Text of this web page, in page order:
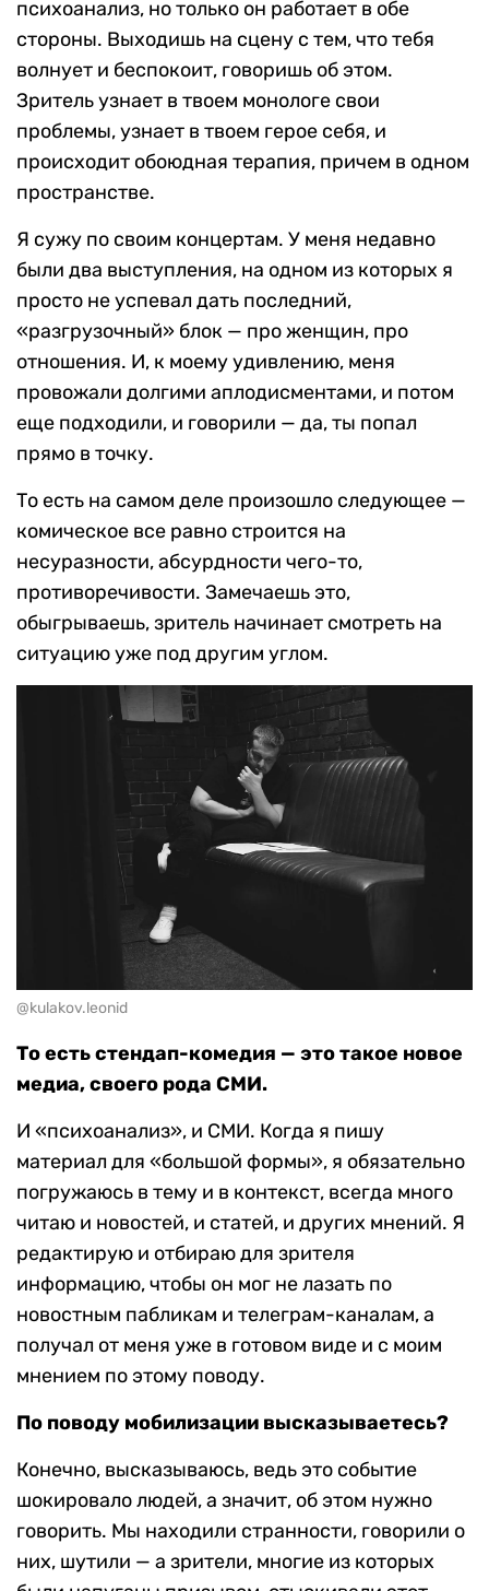
психоанализ, но только он работает в обе
стороны. Выходишь на сцену с тем, что тебя
волнует и беспокоит, говоришь об этом.
Зритель узнает в твоем монологе свои
проблемы, узнает в твоем герое себя, и
происходит обоюдная терапия, причем в одном
пространстве.
Я сужу по своим концертам. У меня недавно
были два выступления, на одном из которых я
просто не успевал дать последний,
«разгрузочный» блок — про женщин, про
отношения. И, к моему удивлению, меня
провожали долгими аплодисментами, и потом
еще подходили, и говорили — да, ты попал
прямо в точку.
То есть на самом деле произошло следующее —
комическое все равно строится на
несуразности, абсурдности чего-то,
противоречивости. Замечаешь это,
обыгрываешь, зритель начинает смотреть на
ситуацию уже под другим углом.
@kulakov.leonid
То есть стендап-комедия — это такое новое
медиа, своего рода СМИ.
И «психоанализ», и СМИ. Когда я пишу
материал для «большой формы», я обязательно
погружаюсь в тему и в контекст, всегда много
читаю и новостей, и статей, и других мнений. Я
редактирую и отбираю для зрителя
информацию, чтобы он мог не лазать по
новостным пабликам и телеграм-каналам, а
получал от меня уже в готовом виде и с моим
мнением по этому поводу.
По поводу мобилизации высказываетесь?
Конечно, высказываюсь, ведь это событие
шокировало людей, а значит, об этом нужно
говорить. Мы находили странности, говорили о
них, шутили — а зрители, многие из которых